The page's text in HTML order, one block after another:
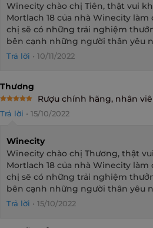
Winecity chào chị Tiên, thật vui
Mortlach 18 của nhà Winecity
chị sẽ có những trải nghiệm
bên cạnh những người thân yêu
Trả lời • 10/11/2022
Thương
out of 5
Rượu chính hãng, nhân
Trả lời • 15/10/2022
Winecity
Winecity chào chị Thương, thật
Mortlach 18 của nhà Winecity
chị sẽ có những trải nghiệm
bên cạnh những người thân yêu
Trả lời • 15/10/2022